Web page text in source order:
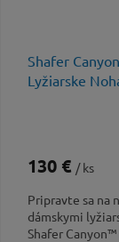
Shafer
Lyžiarske
130 € / ks
Pripravte sa na
dámskymi
Shafer